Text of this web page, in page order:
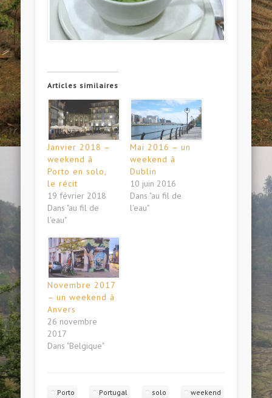
Articles similaires
Janvier 2018 –
weekend à
Porto en solo,
le récit
19 février 2018
Dans "au fil de
l'eau"
Mai 2016 – un
weekend à
Dublin
10 juin 2016
Dans "au fil de
l'eau"
Novembre 2017
– un weekend à
Anvers
26 novembre
2017
Dans "Belgique"
Porto Portugal solo weekend